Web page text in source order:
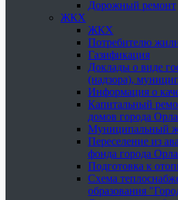
Дорожный ремонт
ЖКХ
ЖКХ
Потребителю
Газификация
Доклады о виде
(надзора),
Информация о
Капитальный
домов города Орла
Муниципальный
Переселение из
фонда города Орла
Подготовка к
Схема
образования